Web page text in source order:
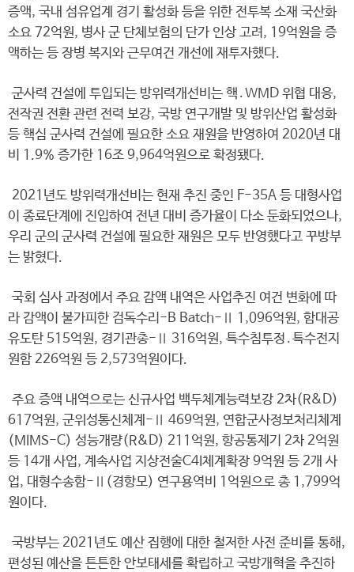
증액, 국내 섬유업계 경기 활성화 등을 위한 전투복 소재 국산화
소요 72억원, 병사 군 단체보험의 단가 인상 고려, 19억원을 증
액하는 등 장병 복지와 근무여건 개선에 재투자했다.
군사력 건설에 투입되는 방위력개선비는 핵․WMD 위협 대응,
전작권 전환 관련 전력 보강, 국방 연구개발 및 방위산업 활성화
등 핵심 군사력 건설에 필요한 소요 재원을 반영하여 2020년 대
비 1.9% 증가한 16조 9,964억원으로 확정됐다.
2021년도 방위력개선비는 현재 추진 중인 F-35A 등 대형사업
이 종료단계에 진입하여 전년 대비 증가율이 다소 둔화되었으나,
우리 군의 군사력 건설에 필요한 재원은 모두 반영했다고 꾸방부
는 밝혔다.
국회 심사 과정에서 주요 감액 내역은 사업추진 여건 변화에 따
라 감액이 불가피한 검독수리-B Batch-Ⅱ 1,096억원, 함대공
유도탄 515억원, 경기관총-Ⅱ 316억원, 특수침투정․특수전지
원함 226억원 등 2,573억원이다.
주요 증액 내역으로는 신규사업 백두체계능력보강 2차(R&D)
617억원, 군위성통신체계-Ⅱ 469억원, 연합군사정보처리체계
(MIMS-C) 성능개량(R&D) 211억원, 항공통제기 2차 2억원
등 14개 사업, 계속사업 지상전술C4I체계확장 9억원 등 2개 사
업, 대형수송함-Ⅱ(경항모) 연구용역비 1억원으로 총 1,799억
원이다.
국방부는 2021년도 예산 집행에 대한 철저한 사전 준비를 통해,
편성된 예산을 튼튼한 안보태세를 확립하고 국방개혁을 추진하